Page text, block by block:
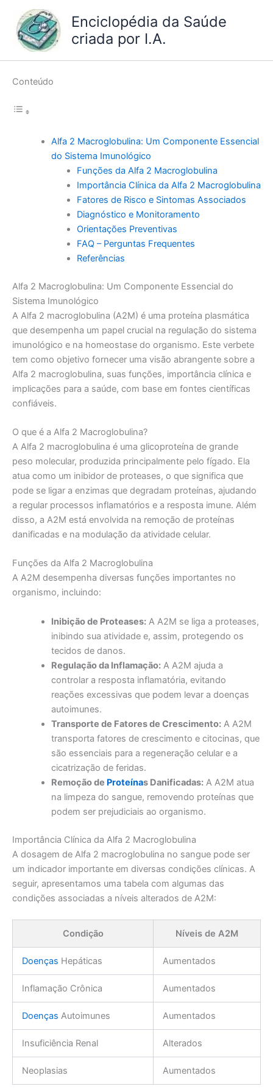
conteúdo
Enciclopédia da Saúde
criada por I.A.
Conteúdo
Alfa 2 Macroglobulina: Um Componente Essencial
do Sistema Imunológico
Funções da Alfa 2 Macroglobulina
Importância Clínica da Alfa 2 Macroglobulina
Fatores de Risco e Sintomas Associados
Diagnóstico e Monitoramento
Orientações Preventivas
FAQ – Perguntas Frequentes
Referências
Alfa 2 Macroglobulina: Um Componente Essencial do
Sistema Imunológico
A Alfa 2 macroglobulina (A2M) é uma proteína plasmática
que desempenha um papel crucial na regulação do sistema
imunológico e na homeostase do organismo. Este verbete
tem como objetivo fornecer uma visão abrangente sobre a
Alfa 2 macroglobulina, suas funções, importância clínica e
implicações para a saúde, com base em fontes científicas
confiáveis.
O que é a Alfa 2 Macroglobulina?
A Alfa 2 macroglobulina é uma glicoproteína de grande
peso molecular, produzida principalmente pelo fígado. Ela
atua como um inibidor de proteases, o que significa que
pode se ligar a enzimas que degradam proteínas, ajudando
a regular processos inflamatórios e a resposta imune. Além
disso, a A2M está envolvida na remoção de proteínas
danificadas e na modulação da atividade celular.
Funções da Alfa 2 Macroglobulina
A A2M desempenha diversas funções importantes no
organismo, incluindo:
Inibição de Proteases:A A2M se liga a proteases,
inibindo sua atividade e, assim, protegendo os
tecidos de danos.
Regulação da Inflamação:A A2M ajuda a
controlar a resposta inflamatória, evitando
reações excessivas que podem levar a doenças
autoimunes.
Transporte de Fatores de Crescimento:A A2M
transporta fatores de crescimento e citocinas, que
são essenciais para a regeneração celular e a
cicatrização de feridas.
Remoção de Proteínas Danificadas:A A2M atua
na limpeza do sangue, removendo proteínas que
podem ser prejudiciais ao organismo.
Importância Clínica da Alfa 2 Macroglobulina
A dosagem de Alfa 2 macroglobulina no sangue pode ser
um indicador importante em diversas condições clínicas. A
seguir, apresentamos uma tabela com algumas das
condições associadas a níveis alterados de A2M:
Condição Níveis de A2M
Doenças Hepáticas Aumentados
Inflamação Crônica Aumentados
Doenças Autoimunes Aumentados
Insuficiência Renal Alterados
Neoplasias Aumentados